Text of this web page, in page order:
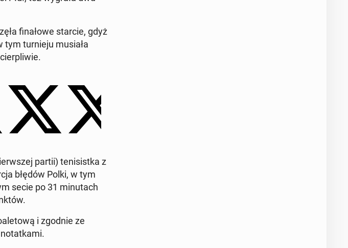
fi­na­ło­we starcie, gdyż
tym tur­nie­ju musiała
partii) te­ni­sist­ka z
błędów Polki, w tym
secie po 31 mi­nu­tach
i zgodnie ze